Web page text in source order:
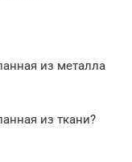
из металла
из ткани?